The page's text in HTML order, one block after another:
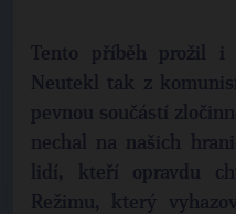
Tento příběh prožil i
Neutekl tak z
pevnou součástí
nechal na našich
lidí, kteří opravdu
Režimu, který